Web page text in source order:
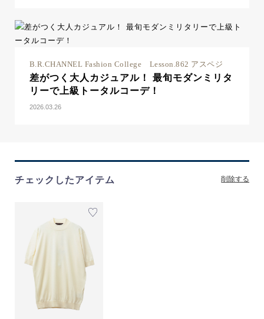
B.R.CHANNEL Fashion College Lesson.862 アスペジ
差がつく大人カジュアル！ 最旬モダンミリタ
リーで上級トータルコーデ！
2026.03.26
チェックしたアイテム 削除する